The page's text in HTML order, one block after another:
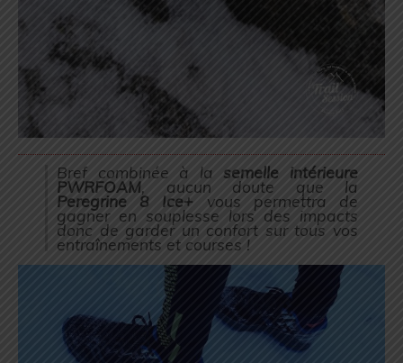
Bref combinée à lasemelle intérieure
PWRFOAM, aucun doute que la
Peregrine 8 Ice+ vous permettra de
gagner en souplesse lors des impacts
donc de garder un confort sur tous vos
entraînements et courses !